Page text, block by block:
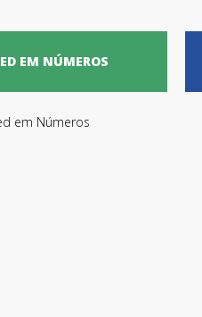
EM NÚMEROS
em Números